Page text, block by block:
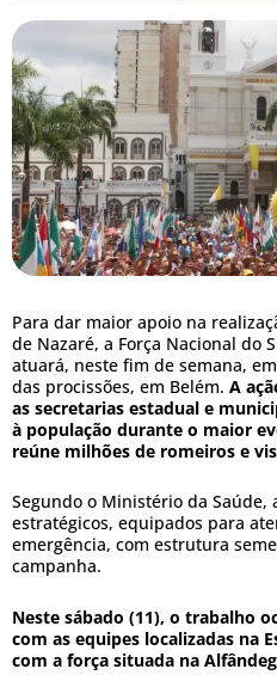
Para dar maior apoio na
de Nazaré, a Força Nacional do
atuará, neste fim de semana,
das procissões, em Belém. A
as secretarias estadual e
à população durante o maior
reúne milhões de romeiros e
Segundo o Ministério da Saúde,
estratégicos, equipados para
emergência, com estrutura
campanha.
Neste sábado (11), o trabalho
com as equipes localizadas na
com a força situada na